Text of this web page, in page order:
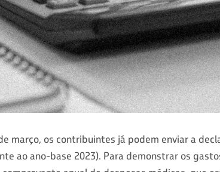
março, os contribuintes já podem enviar a
ao ano-base 2023). Para demonstrar os